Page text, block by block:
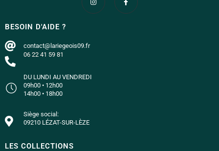
BESOIN D'AIDE ?
contact@lariegeois09.fr
06 22 41 59 81
DU LUNDI AU VENDREDI
09h00 • 12h00
14h00 • 18h00
Siège social:
09210 LÉZAT-SUR-LÈZE
LES COLLECTIONS